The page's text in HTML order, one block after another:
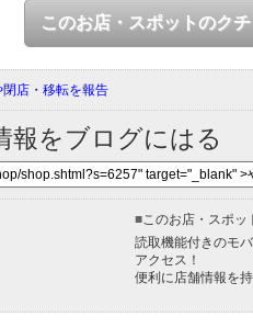
このお店・スポットのク
店・移転を報告
報をブログにはる
■このお店・スポッ
読取機能付きのモ
アクセス！
便利に店舗情報を